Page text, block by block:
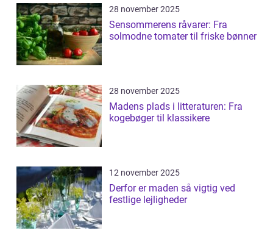
28 november 2025
Sensommerens råvarer: Fra
solmodne tomater til friske bønner
28 november 2025
Madens plads i litteraturen: Fra
kogebøger til klassikere
12 november 2025
Derfor er maden så vigtig ved
festlige lejligheder